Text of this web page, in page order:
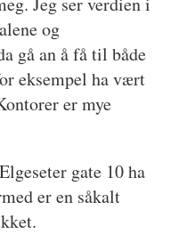
og
gå an å få til både
eksempel ha vært
er mye
gate 10 ha
er en såkalt